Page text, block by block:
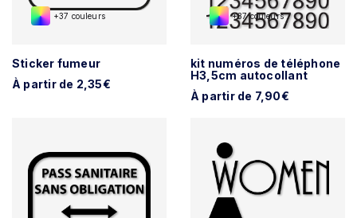
+37 couleurs
Sticker fumeur
À partir de 2,35€
+37 couleurs
kit numéros de téléphone
H3,5cm autocollant
À partir de 7,90€